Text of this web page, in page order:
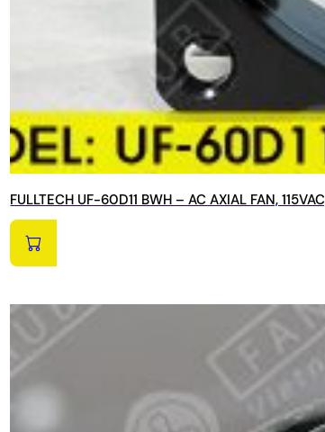
FULLTECH UF-60D11 BWH – AC AXIAL FAN,